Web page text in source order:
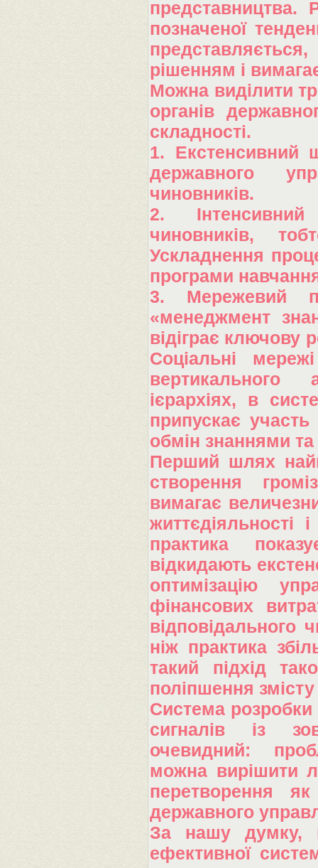
представництва.
позначеної
рішенням і
Можна виділити
органів
складності.
1. Екстенсивний
державного
чиновників.
2.
чиновників,
Ускладнення
програми
3. Мережевий
«менеджмент
відіграє ключову
Соціальні
вертикального
ієрархіях, в
припускає
обмін знаннями та
Перший шлях
створення
вимагає
життєдіяльності
практика
відкидають
оптимізацію
фінансових
відповідального
ніж практика
такий підхід
поліпшення
Система
сигналів із
очевидний:
можна вирішити
перетворення
державного
За нашу думку,
ефективної